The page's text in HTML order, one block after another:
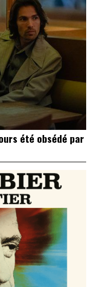
été obsédé par